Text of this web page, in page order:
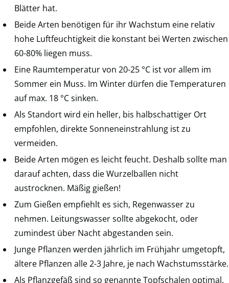
Blätter hat.
Beide Arten benötigen für ihr Wachstum eine relativ
hohe Luftfeuchtigkeit die konstant bei Werten zwischen
60-80% liegen muss.
Eine Raumtemperatur von 20-25 °C ist vor allem im
Sommer ein Muss. Im Winter dürfen die Temperaturen
auf max. 18 °C sinken.
Als Standort wird ein heller, bis halbschattiger Ort
empfohlen, direkte Sonneneinstrahlung ist zu
vermeiden.
Beide Arten mögen es leicht feucht. Deshalb sollte man
darauf achten, dass die Wurzelballen nicht
austrocknen. Mäßig gießen!
Zum Gießen empfiehlt es sich, Regenwasser zu
nehmen. Leitungswasser sollte abgekocht, oder
zumindest über Nacht abgestanden sein.
Junge Pflanzen werden jährlich im Frühjahr umgetopft,
ältere Pflanzen alle 2-3 Jahre, je nach Wachstumsstärke.
Als Pflanzgefäß sind so genannte Topfschalen optimal,